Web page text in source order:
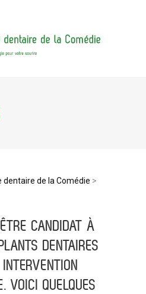
dentaire de la Comédie >
CANDIDAT À
DENTAIRES
VOICI QUELQUES